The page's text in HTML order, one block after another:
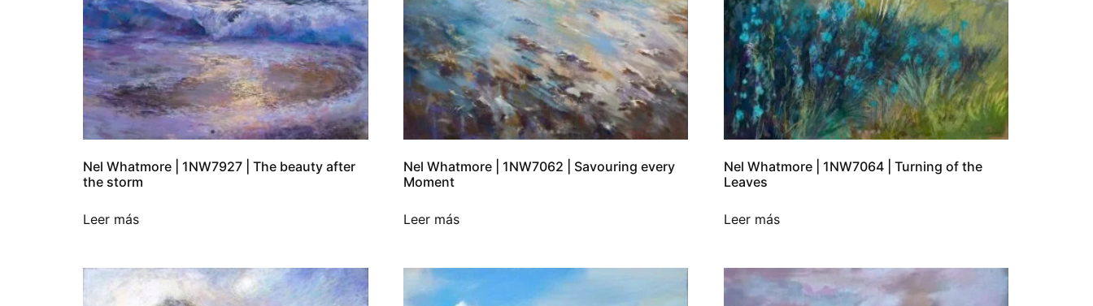
Nel Whatmore | 1NW7927 | The beauty after
the storm
Leer más
Nel Whatmore | 1NW7062 | Savouring every
Moment
Leer más
Nel Whatmore | 1NW7064 | Turning of the
Leaves
Leer más